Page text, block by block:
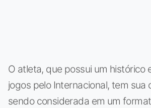
O atleta, que possui um histórico
jogos pelo Internacional, tem sua
sendo considerada em um